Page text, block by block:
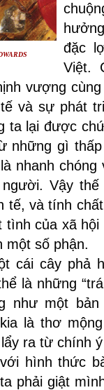
đặc
Việt.
vượng
và sự phát
ta lại được
những gì
nhanh chóng
Vậy
tế, và tính
tình của xã
một số phận.
cái cây phả
là những
như một
là thơ
lẩy ra từ
hình thức
phải giật